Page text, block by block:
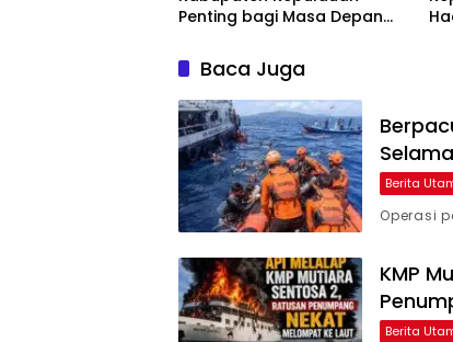
Penting bagi Masa Depan
Baca Juga
Berita
Operasi
KMP
Berita